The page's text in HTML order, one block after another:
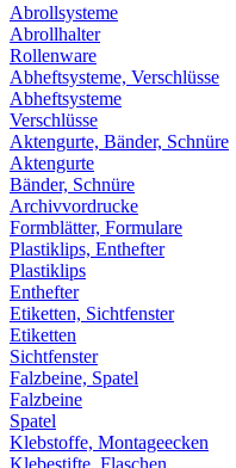
Abrollsysteme
Abrollhalter
Rollenware
Abheftsysteme, Verschlüsse
Abheftsysteme
Verschlüsse
Aktengurte, Bänder, Schnüre
Aktengurte
Bänder, Schnüre
Archivvordrucke
Formblätter, Formulare
Plastiklips, Enthefter
Plastiklips
Enthefter
Etiketten, Sichtfenster
Etiketten
Sichtfenster
Falzbeine, Spatel
Falzbeine
Spatel
Klebstoffe, Montageecken
Klebestifte, Flaschen